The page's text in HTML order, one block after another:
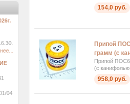
154,0 руб.
Припой
грамм (с
Припой
(с
958,0 руб.
04